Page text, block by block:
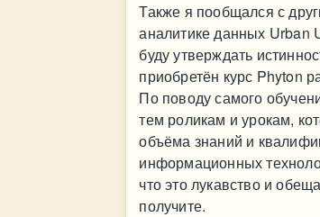
Также я пообщался с
аналитике данных Urban
буду утверждать
приобретён курс Phyton
По поводу самого
тем роликам и урокам,
объёма знаний и
информационных
что это лукавство и
получите.